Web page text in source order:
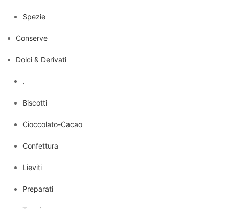
Spezie
Conserve
Dolci & Derivati
.
Biscotti
Cioccolato-Cacao
Confettura
Lieviti
Preparati